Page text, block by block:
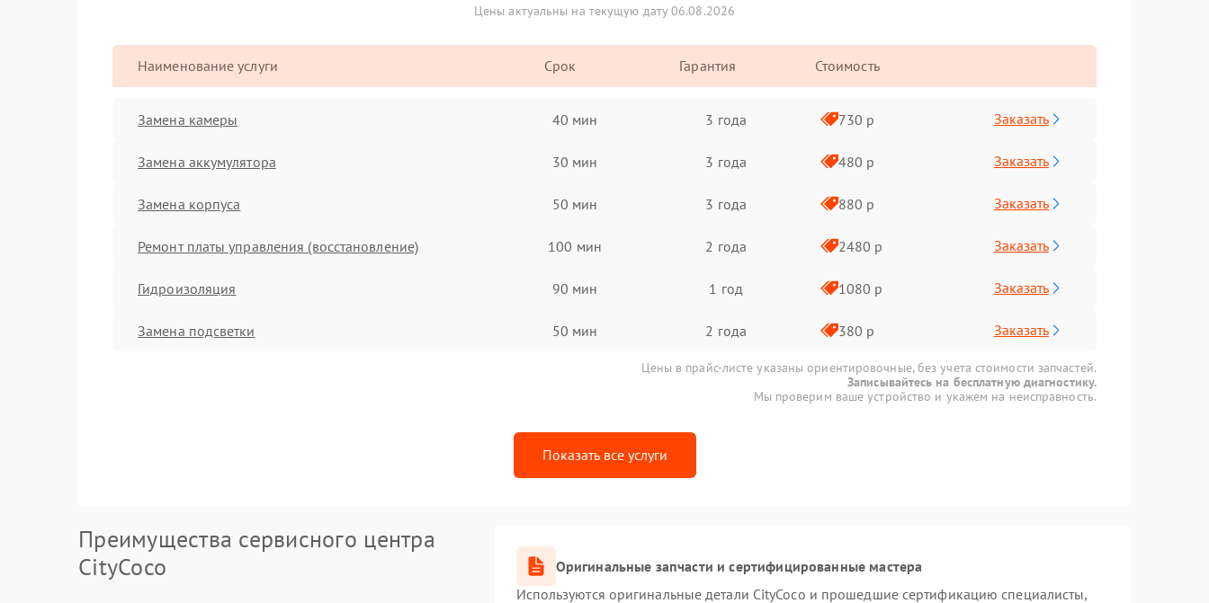
Цены актуальны на текущую дату 06.08.2026
Наименование услуги Срок Гарантия Стоимость
Замена камеры 40 мин 3 года 730 р Заказать
Замена аккумулятора 30 мин 3 года 480 р Заказать
Замена корпуса 50 мин 3 года 880 р Заказать
Ремонт платы управления (восстановление) 100 мин 2 года 2480 р Заказать
Гидроизоляция 90 мин 1 год 1080 р Заказать
Замена подсветки 50 мин 2 года 380 р Заказать
Цены в прайс-листе указаны ориентировочные, без учета стоимости запчастей.
Записывайтесь на бесплатную диагностику.
Мы проверим ваше устройство и укажем на неисправность.
Показать все услуги
Преимущества сервисного центра
CityCoco
Оригинальные запчасти и сертифицированные мастера
Используются оригинальные детали CityCoco и прошедшие сертификацию специалисты,